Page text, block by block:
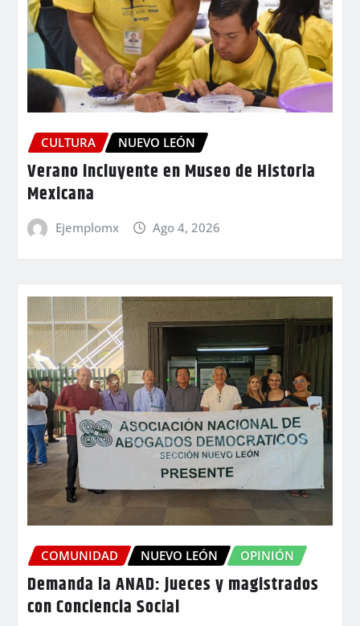
CULTURA NUEVO LEÓN
Verano incluyente en Museo de Historia
Mexicana
Ejemplomx Ago 4, 2026
COMUNIDAD NUEVO LEÓN OPINIÓN
Demanda la ANAD: jueces y magistrados
con Conciencia Social